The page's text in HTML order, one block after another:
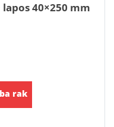
lapos 40×250 mm
rak